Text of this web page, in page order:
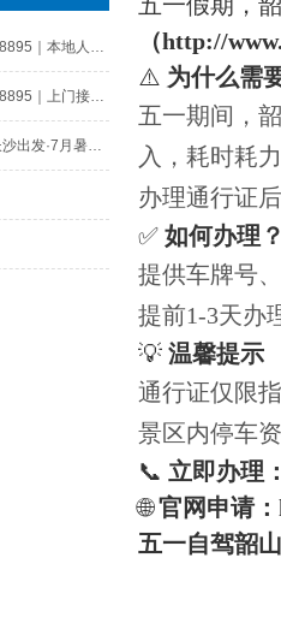
长沙到韶山包车电话15874858895｜本地人私藏的韶山包车攻略（别再踩坑了）
长沙到韶山包车电话15874858895｜上门接送·韶山一日游包车直达
‌2026年最新韶山旅游攻略（长沙出发·7月暑假版）‌
五一假期，
（http://
⚠️ ‌ 为什么需
五一期间，
入，耗时耗力
办理通行证
✅ ‌ 如何办理？
提供车牌号
提前1-3天办
💡 ‌ 温馨提示
通行证仅限
景区内停车
📞 ‌ 立即办理
🌐 ‌官网申请
五一自驾韶